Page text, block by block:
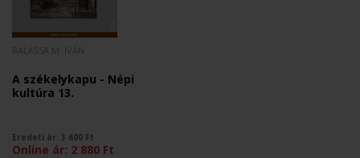
A székelykapu - Népi
kultúra 13.
Eredeti ár: 3 600 Ft
Online ár: 2 880 Ft